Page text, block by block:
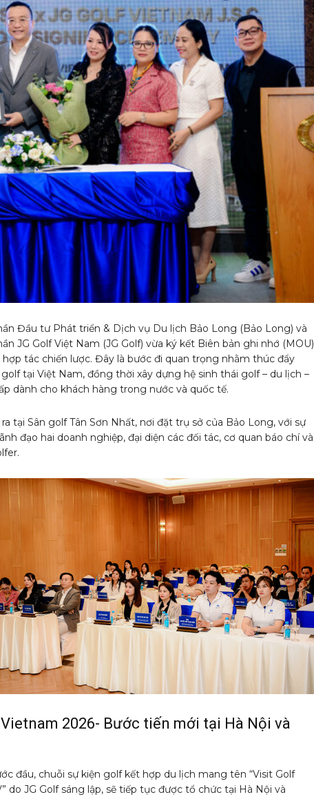
Đầu tư Phát triển & Dịch vụ Du lịch Bảo Long (Bảo Long) và
JG Golf Việt Nam (JG Golf) vừa ký kết Biên bản ghi nhớ (MOU)
tác chiến lược. Đây là bước đi quan trọng nhằm thúc đẩy
tại Việt Nam, đồng thời xây dựng hệ sinh thái golf – du lịch –
dành cho khách hàng trong nước và quốc tế.
tại Sân golf Tân Sơn Nhất, nơi đặt trụ sở của Bảo Long, với sự
đạo hai doanh nghiệp, đại diện các đối tác, cơ quan báo chí và
2026- Bước tiến mới tại Hà Nội và
đầu, chuỗi sự kiện golf kết hợp du lịch mang tên “Visit Golf
do JG Golf sáng lập, sẽ tiếp tục được tổ chức tại Hà Nội và